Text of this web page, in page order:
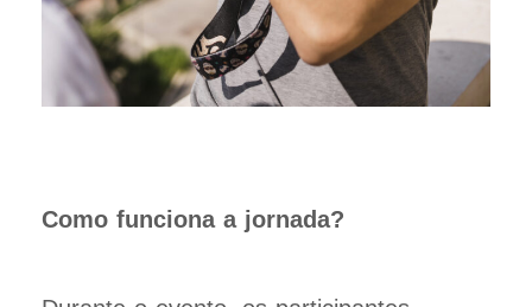
Como funciona a jornada?